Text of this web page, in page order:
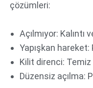
çözümleri:
Açılmıyor: Kalıntı
Yapışkan hareket:
Kilit direnci:
Düzensiz açılma: